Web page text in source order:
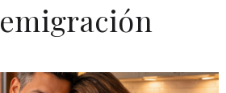
emigración